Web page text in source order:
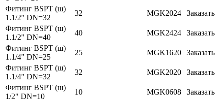
Фитинг BSPT (ш)
1.1/2" DN=32
32 MGK2024
Заказать
Фитинг BSPT (ш)
1.1/2" DN=40
40 MGK2424
Заказать
Фитинг BSPT (ш)
1.1/4" DN=25
25 MGK1620
Заказать
Фитинг BSPT (ш)
1.1/4" DN=32
32 MGK2020
Заказать
Фитинг BSPT (ш)
1/2" DN=10
10 MGK0608
Заказать